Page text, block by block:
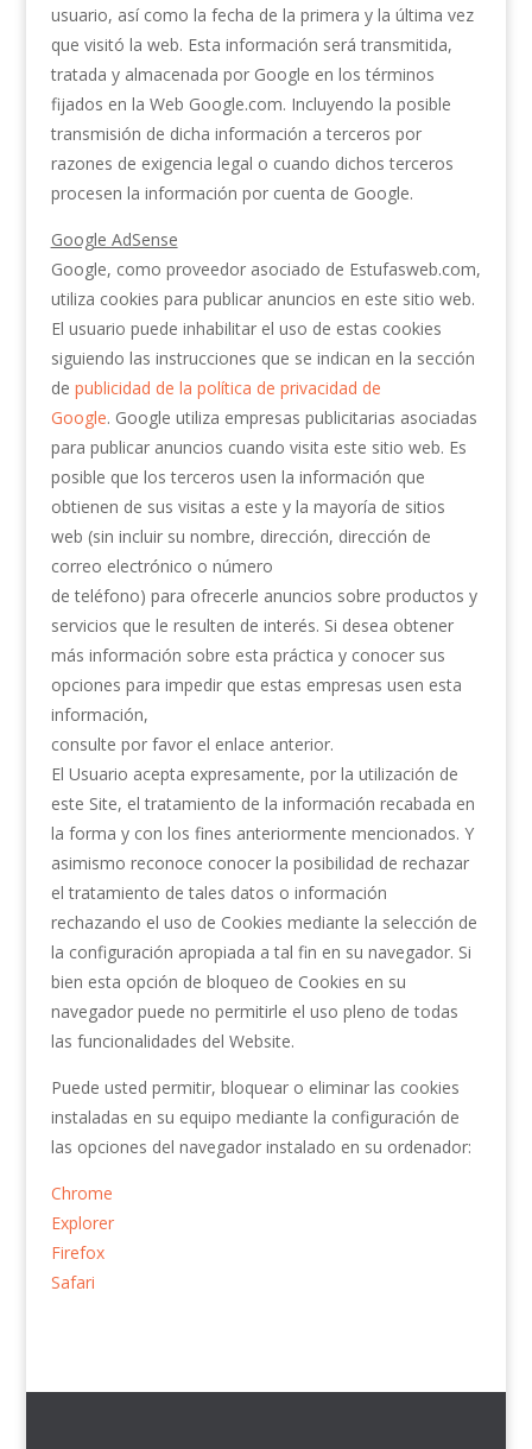
usuario, así como la fecha de la primera y la última vez
que visitó la web. Esta información será transmitida,
tratada y almacenada por Google en los términos
fijados en la Web Google.com. Incluyendo la posible
transmisión de dicha información a terceros por
razones de exigencia legal o cuando dichos terceros
procesen la información por cuenta de Google.
Google AdSense
Google, como proveedor asociado de Estufasweb.com,
utiliza cookies para publicar anuncios en este sitio web.
El usuario puede inhabilitar el uso de estas cookies
siguiendo las instrucciones que se indican en la sección
de publicidad de la política de privacidad de
Google. Google utiliza empresas publicitarias asociadas
para publicar anuncios cuando visita este sitio web. Es
posible que los terceros usen la información que
obtienen de sus visitas a este y la mayoría de sitios
web (sin incluir su nombre, dirección, dirección de
correo electrónico o número
de teléfono) para ofrecerle anuncios sobre productos y
servicios que le resulten de interés. Si desea obtener
más información sobre esta práctica y conocer sus
opciones para impedir que estas empresas usen esta
información,
consulte por favor el enlace anterior.
El Usuario acepta expresamente, por la utilización de
este Site, el tratamiento de la información recabada en
la forma y con los fines anteriormente mencionados. Y
asimismo reconoce conocer la posibilidad de rechazar
el tratamiento de tales datos o información
rechazando el uso de Cookies mediante la selección de
la configuración apropiada a tal fin en su navegador. Si
bien esta opción de bloqueo de Cookies en su
navegador puede no permitirle el uso pleno de todas
las funcionalidades del Website.
Puede usted permitir, bloquear o eliminar las cookies
instaladas en su equipo mediante la configuración de
las opciones del navegador instalado en su ordenador:
Chrome
Explorer
Firefox
Safari